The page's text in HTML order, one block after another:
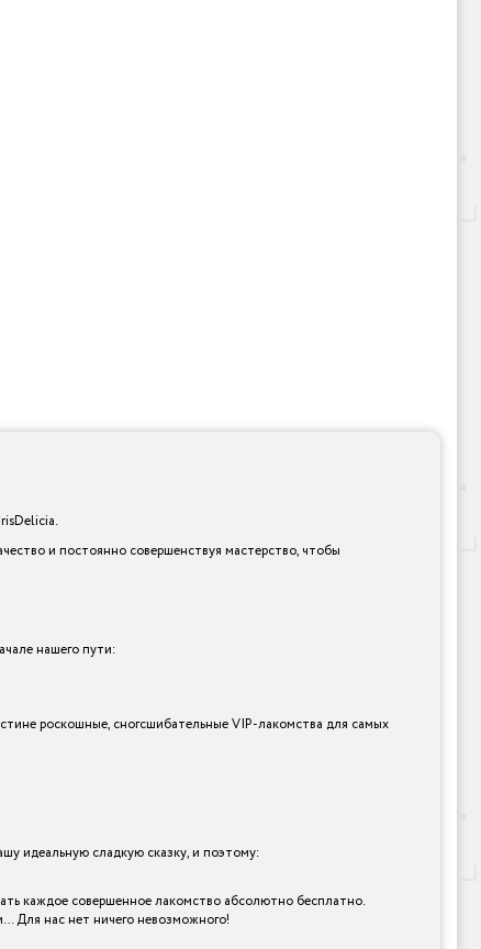
и постоянно совершенствуя мастерство, чтобы
нашего пути:
роскошные, сногсшибательные VIP-лакомства для самых
идеальную сладкую сказку, и поэтому:
каждое совершенное лакомство абсолютно бесплатно.
Для нас нет ничего невозможного!